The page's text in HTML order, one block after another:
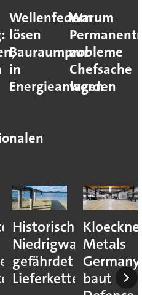
Wellenfedern
lösen
Bauraumprobleme
in
Energieanlagen
Warum
zur
Chefsache
werden
Historisches
Niedrigwasser
gefährdet
Lieferketten
Metals
Germany
baut